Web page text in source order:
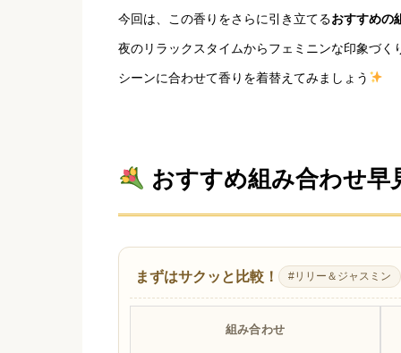
今回は、この香りをさらに引き立てるおすすめの
夜のリラックスタイムからフェミニンな印象づく
シーンに合わせて香りを着替えてみましょう
おすすめ組み合わせ早
まずはサクッと比較！ #リリー＆ジャスミン
組み合わせ